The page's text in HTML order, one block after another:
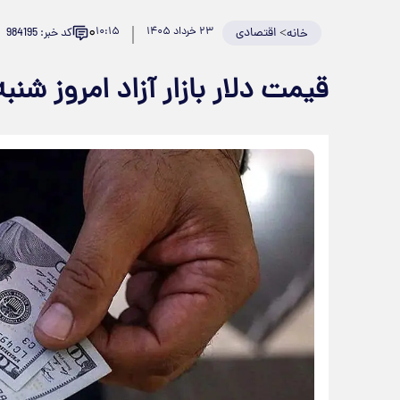
خانه>اقتصادی ۲۳ خرداد ۱۴۰۵ ۱۰:۱۵۰ کد خبر: 984195
قیمت دلار بازار آزاد امروز شنبه ۲۳ خرداد ۱۴۰۵